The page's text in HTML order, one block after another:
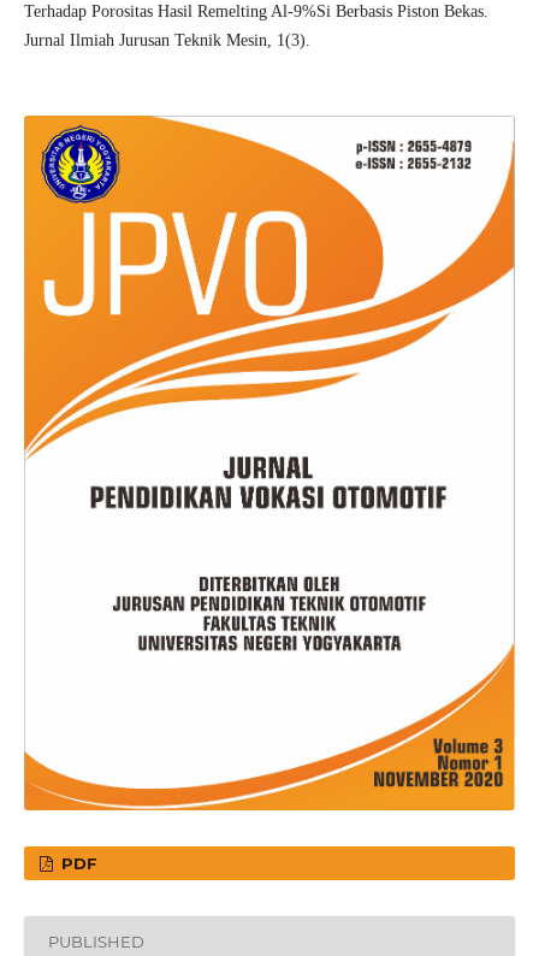
Terhadap Porositas Hasil Remelting Al-9%Si Berbasis Piston Bekas.
Jurnal Ilmiah Jurusan Teknik Mesin, 1(3).
PDF
PUBLISHED